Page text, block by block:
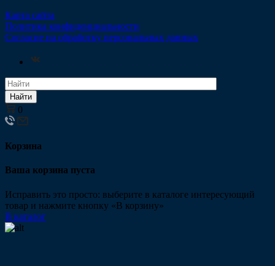
Карта сайта
Политика конфиденциальности
Согласие на обработку персональных данных
Найти
0
Корзина
Ваша корзина пуста
Исправить это просто: выберите в каталоге интересующий
товар и нажмите кнопку «В корзину»
В каталог